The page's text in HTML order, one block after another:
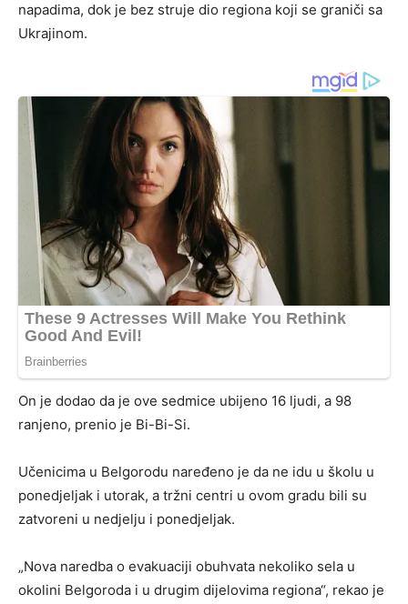
napadima, dok je bez struje dio regiona koji se graniči sa
Ukrajinom.
On je dodao da je ove sedmice ubijeno 16 ljudi, a 98
ranjeno, prenio je Bi-Bi-Si.
Učenicima u Belgorodu naređeno je da ne idu u školu u
ponedjeljak i utorak, a tržni centri u ovom gradu bili su
zatvoreni u nedjelju i ponedjeljak.
„Nova naredba o evakuaciji obuhvata nekoliko sela u
okolini Belgoroda i u drugim dijelovima regiona“, rekao je